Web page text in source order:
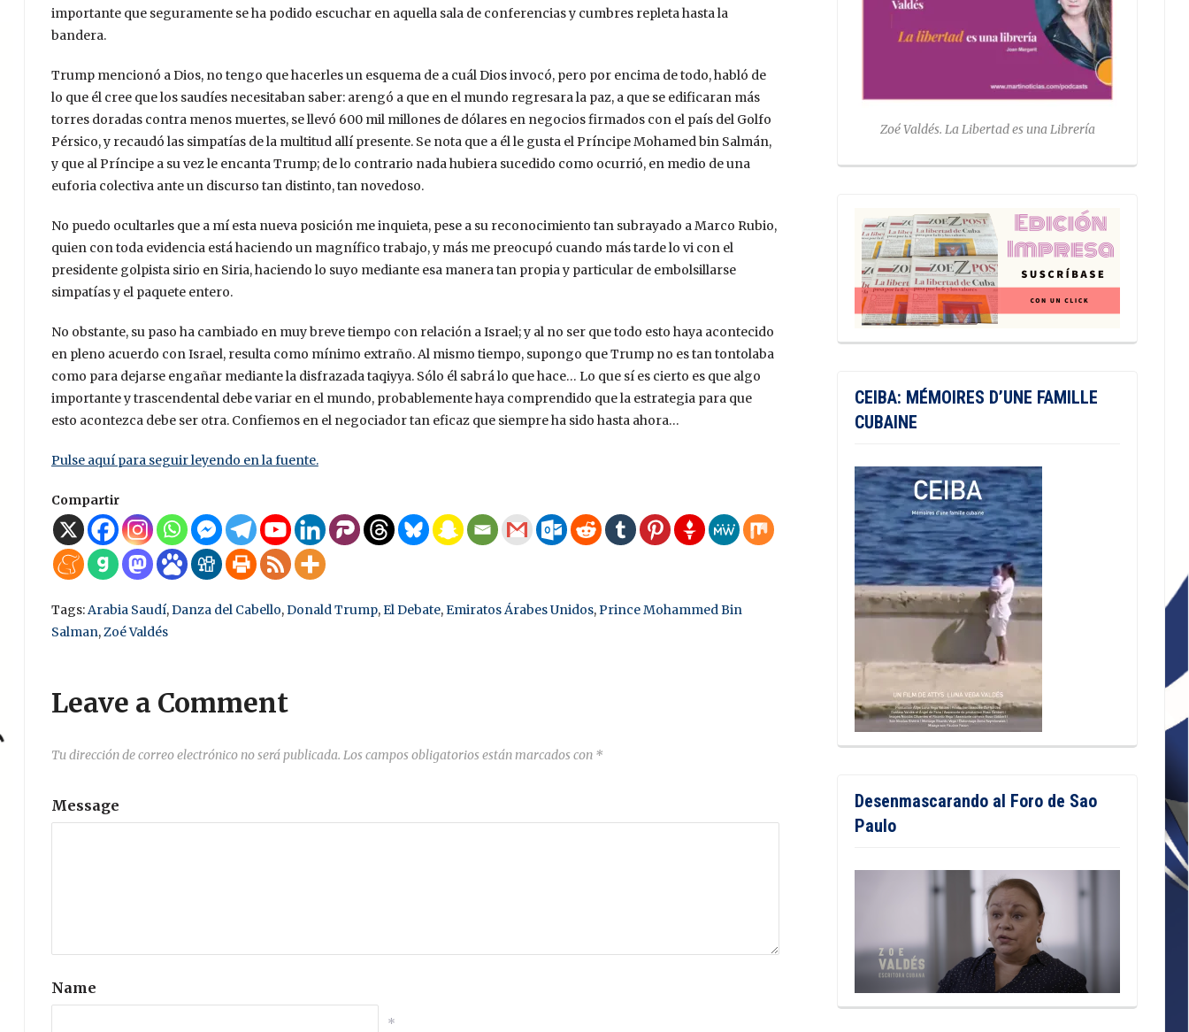
importante que seguramente se ha podido escuchar en aquella sala de conferencias y cumbres repleta hasta la
bandera.
Trump mencionó a Dios, no tengo que hacerles un esquema de a cuál Dios invocó, pero por encima de todo, habló de
lo que él cree que los saudíes necesitaban saber: arengó a que en el mundo regresara la paz, a que se edificaran más
torres doradas contra menos muertes, se llevó 600 mil millones de dólares en negocios firmados con el país del Golfo
Pérsico, y recaudó las simpatías de la multitud allí presente. Se nota que a él le gusta el Príncipe Mohamed bin Salmán,
y que al Príncipe a su vez le encanta Trump; de lo contrario nada hubiera sucedido como ocurrió, en medio de una
euforia colectiva ante un discurso tan distinto, tan novedoso.
No puedo ocultarles que a mí esta nueva posición me inquieta, pese a su reconocimiento tan subrayado a Marco Rubio,
quien con toda evidencia está haciendo un magnífico trabajo, y más me preocupó cuando más tarde lo vi con el
presidente golpista sirio en Siria, haciendo lo suyo mediante esa manera tan propia y particular de embolsillarse
simpatías y el paquete entero.
No obstante, su paso ha cambiado en muy breve tiempo con relación a Israel; y al no ser que todo esto haya acontecido
en pleno acuerdo con Israel, resulta como mínimo extraño. Al mismo tiempo, supongo que Trump no es tan tontolaba
como para dejarse engañar mediante la disfrazada taqiyya. Sólo él sabrá lo que hace… Lo que sí es cierto es que algo
importante y trascendental debe variar en el mundo, probablemente haya comprendido que la estrategia para que
esto acontezca debe ser otra. Confiemos en el negociador tan eficaz que siempre ha sido hasta ahora…
Pulse aquí para seguir leyendo en la fuente.
Compartir
Tags:Arabia Saudí,Danza del Cabello,Donald Trump,El Debate,Emiratos Árabes Unidos,Prince Mohammed Bin
Salman,Zoé Valdés
Leave a Comment
Tu dirección de correo electrónico no será publicada. Los campos obligatorios están marcados con *
Message
Name
*
Zoé Valdés. La Libertad es una Librería
CEIBA: MÉMOIRES D’UNE FAMILLE
CUBAINE
Desenmascarando al Foro de Sao
Paulo